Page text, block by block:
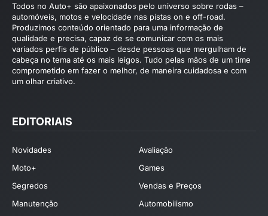
Todos no Auto+ são apaixonados pelo universo sobre rodas –
automóveis, motos e velocidade nas pistas on e off-road.
Produzimos conteúdo orientado para uma informação de
qualidade e precisa, capaz de se comunicar com os mais
variados perfis de público – desde pessoas que mergulham de
cabeça no tema até os mais leigos. Tudo pelas mãos de um time
comprometido em fazer o melhor, de maneira cuidadosa e com
um olhar criativo.
EDITORIAIS
Novidades
Avaliação
Moto+
Games
Segredos
Vendas e Preços
Manutenção
Automobilismo